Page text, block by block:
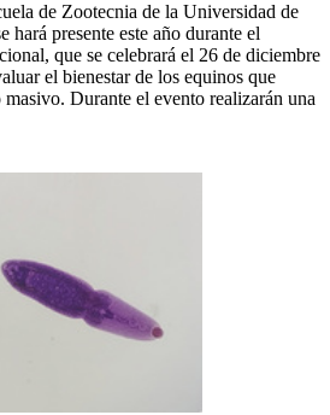
de Zootecnia de la Universidad de
hará presente este año durante el
que se celebrará el 26 de diciembre
el bienestar de los equinos que
masivo. Durante el evento realizarán una